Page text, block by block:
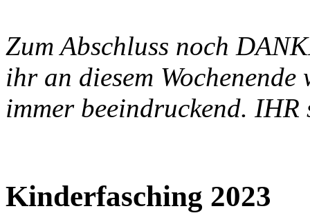
Zum Abschluss noch
ihr an diesem
immer beeindruckend.
Kinderfasching 2023